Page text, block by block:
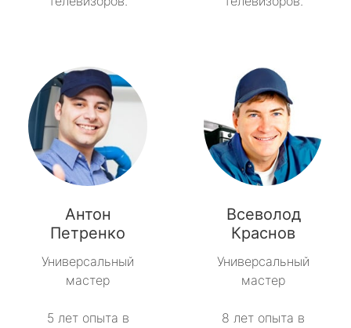
Антон
Петренко
Универсальный
мастер
5 лет опыта в
Всеволод
Краснов
Универсальный
мастер
8 лет опыта в